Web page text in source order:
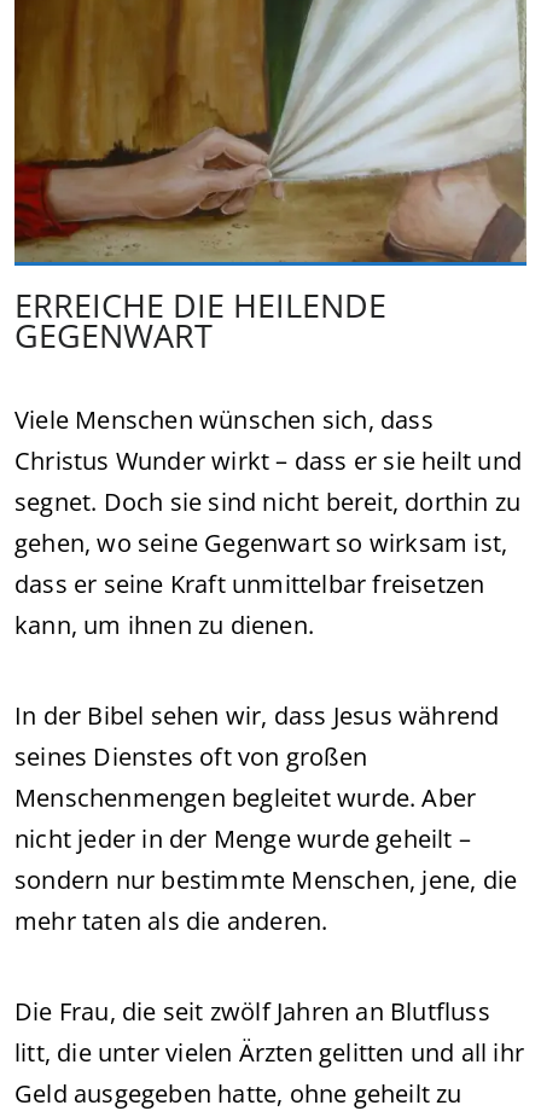
ERREICHE DIE HEILENDE
GEGENWART
Viele Menschen wünschen sich, dass
Christus Wunder wirkt – dass er sie heilt und
segnet. Doch sie sind nicht bereit, dorthin zu
gehen, wo seine Gegenwart so wirksam ist,
dass er seine Kraft unmittelbar freisetzen
kann, um ihnen zu dienen.
In der Bibel sehen wir, dass Jesus während
seines Dienstes oft von großen
Menschenmengen begleitet wurde. Aber
nicht jeder in der Menge wurde geheilt –
sondern nur bestimmte Menschen, jene, die
mehr taten als die anderen.
Die Frau, die seit zwölf Jahren an Blutfluss
litt, die unter vielen Ärzten gelitten und all ihr
Geld ausgegeben hatte, ohne geheilt zu